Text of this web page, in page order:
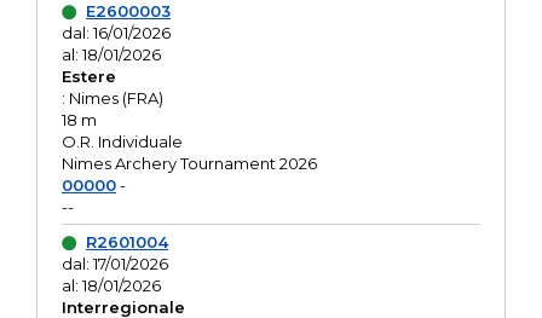
E2600003
dal: 16/01/2026
al: 18/01/2026
Estere
: Nimes (FRA)
18 m
O.R. Individuale
Nimes Archery Tournament 2026
00000-
--
R2601004
dal: 17/01/2026
al: 18/01/2026
Interregionale